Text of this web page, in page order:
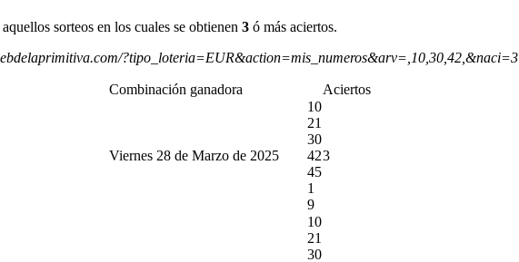
sorteos en los cuales se obtienen 3 ó más aciertos.
?tipo_loteria=EUR&action=mis_numeros&arv=,10,30,42,&naci=3
Combinación ganadora Aciertos
Viernes 28 de Marzo de 2025
10
21
30
42
45
1
9
3
10
21
30